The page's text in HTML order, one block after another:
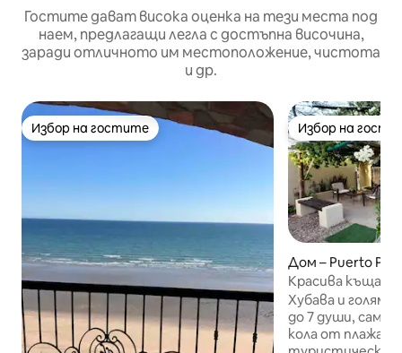
Гостите дават висока оценка на тези места под
наем, предлагащи легла с достъпна височина,
заради отличното им местоположение, чистота
и др.
Избор на гостите
Избор на гостите Избор на
Избор на
Дом – Puerto
Красива къща с
пространство,
Хубава и
до 7 души, само
кола от плажа,